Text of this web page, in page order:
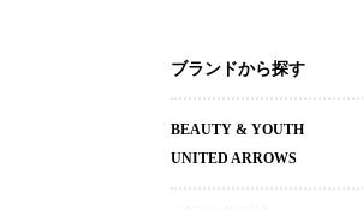
ブランドから探す
BEAUTY & YOUTH
UNITED ARROWS